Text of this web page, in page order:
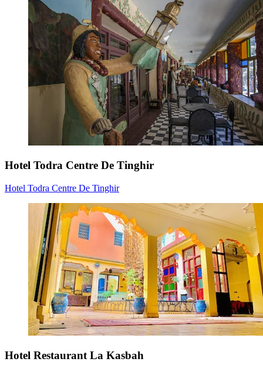
Hotel Todra Centre De Tinghir
Hotel Todra Centre De Tinghir
Hotel Restaurant La Kasbah